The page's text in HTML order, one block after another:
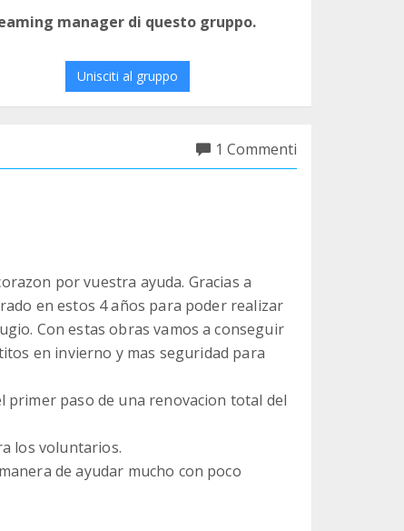
manager di questo gruppo.
Unisciti al gruppo
1 Commenti
por vuestra ayuda. Gracias a
en estos 4 años para poder realizar
Con estas obras vamos a conseguir
en invierno y mas seguridad para
primer paso de una renovacion total del
los voluntarios.
de ayudar mucho con poco